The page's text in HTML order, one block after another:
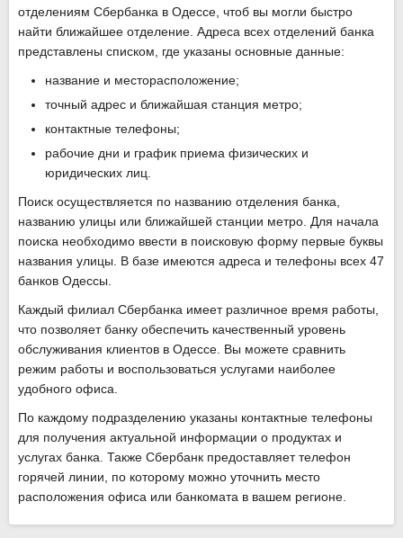
отделениям Сбербанка в Одессе, чтоб вы могли быстро
найти ближайшее отделение. Адреса всех отделений банка
представлены списком, где указаны основные данные:
название и месторасположение;
точный адрес и ближайшая станция метро;
контактные телефоны;
рабочие дни и график приема физических и
юридических лиц.
Поиск осуществляется по названию отделения банка,
названию улицы или ближайшей станции метро. Для начала
поиска необходимо ввести в поисковую форму первые буквы
названия улицы. В базе имеются адреса и телефоны всех 47
банков Одессы.
Каждый филиал Сбербанка имеет различное время работы,
что позволяет банку обеспечить качественный уровень
обслуживания клиентов в Одессе. Вы можете сравнить
режим работы и воспользоваться услугами наиболее
удобного офиса.
По каждому подразделению указаны контактные телефоны
для получения актуальной информации о продуктах и
услугах банка. Также Сбербанк предоставляет телефон
горячей линии, по которому можно уточнить место
расположения офиса или банкомата в вашем регионе.